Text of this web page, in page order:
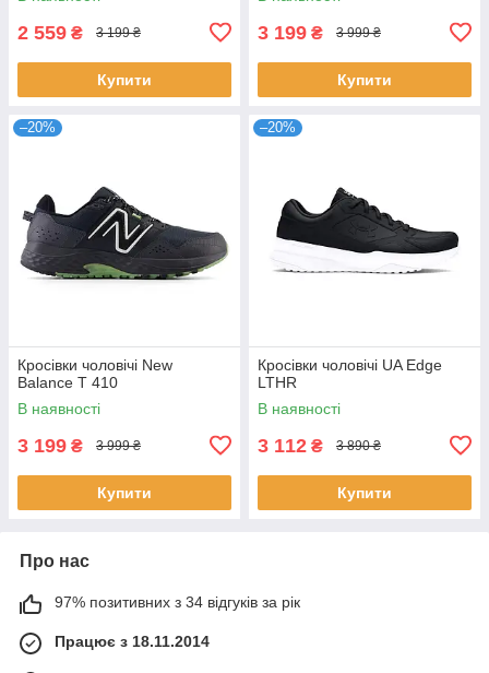
2 559 ₴ 3 199 ₴
Купити
3 199 ₴ 3 999 ₴
Купити
–20%
Кросівки чоловічі New
Balance Т 410
В наявності
3 199 ₴ 3 999 ₴
Купити
–20%
Кросівки чоловічі UA Edge
LTHR
В наявності
3 112 ₴ 3 890 ₴
Купити
Про нас
97% позитивних з 34 відгуків за рік
Працює з 18.11.2014